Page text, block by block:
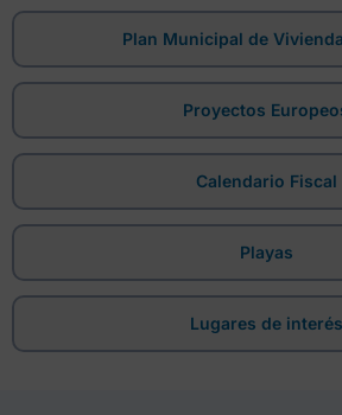
Plan Municipal de
Proyectos
Calendario Fiscal
Playas
Lugares de interés